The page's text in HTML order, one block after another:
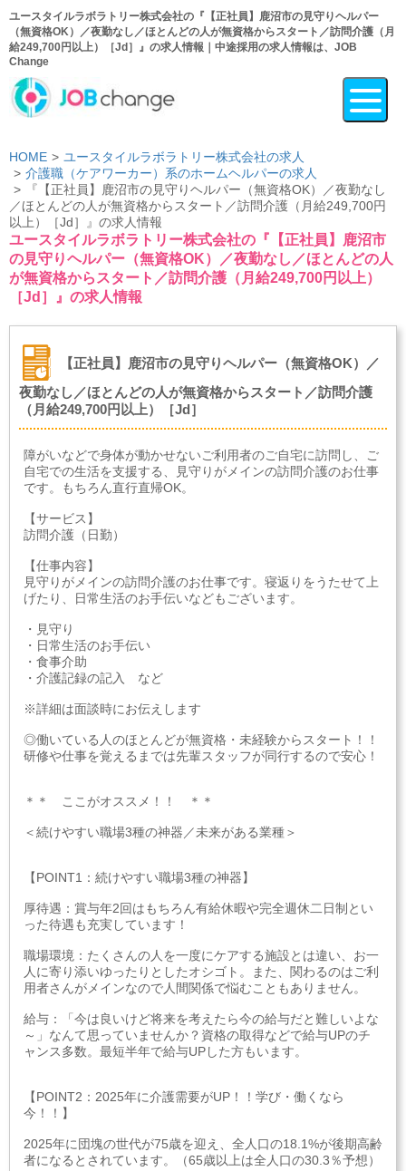
ユースタイルラボラトリー株式会社の『【正社員】鹿沼市の見守りヘルパー
（無資格OK）／夜勤なし／ほとんどの人が無資格からスタート／訪問介護（月
給249,700円以上）［Jd］』の求人情報｜中途採用の求人情報は、JOB
Change
HOME
ユースタイルラボラトリー株式会社の求人
介護職（ケアワーカー）系のホームヘルパーの求人
『【正社員】鹿沼市の見守りヘルパー（無資格OK）／夜勤なし
／ほとんどの人が無資格からスタート／訪問介護（月給249,700円
以上）［Jd］』の求人情報
ユースタイルラボラトリー株式会社の『【正社員】鹿沼市
の見守りヘルパー（無資格OK）／夜勤なし／ほとんどの人
が無資格からスタート／訪問介護（月給249,700円以上）
［Jd］』の求人情報
【正社員】鹿沼市の見守りヘルパー（無資格OK）／
夜勤なし／ほとんどの人が無資格からスタート／訪問介護
（月給249,700円以上）［Jd］
障がいなどで身体が動かせないご利用者のご自宅に訪問し、ご
自宅での生活を支援する、見守りがメインの訪問介護のお仕事
です。もちろん直行直帰OK。
【サービス】
訪問介護（日勤）
【仕事内容】
見守りがメインの訪問介護のお仕事です。寝返りをうたせて上
げたり、日常生活のお手伝いなどもございます。
・見守り
・日常生活のお手伝い
・食事介助
・介護記録の記入 など
※詳細は面談時にお伝えします
◎働いている人のほとんどが無資格・未経験からスタート！！
研修や仕事を覚えるまでは先輩スタッフが同行するので安心！
＊＊ ここがオススメ！！ ＊＊
＜続けやすい職場3種の神器／未来がある業種＞
【POINT1：続けやすい職場3種の神器】
厚待遇：賞与年2回はもちろん有給休暇や完全週休二日制とい
った待遇も充実しています！
職場環境：たくさんの人を一度にケアする施設とは違い、お一
人に寄り添いゆったりとしたオシゴト。また、関わるのはご利
用者さんがメインなので人間関係で悩むこともありません。
給与：「今は良いけど将来を考えたら今の給与だと難しいよな
～」なんて思っていませんか？資格の取得などで給与UPのチ
ャンス多数。最短半年で給与UPした方もいます。
【POINT2：2025年に介護需要がUP！！学び・働くなら
今！！】
2025年に団塊の世代が75歳を迎え、全人口の18.1%が後期高齢
者になるとされています。（65歳以上は全人口の30.3％予想）